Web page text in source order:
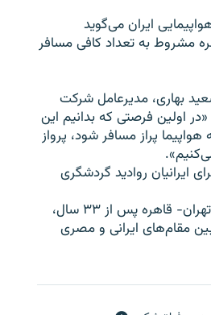
ایران می‌گوید
مشروط به تعداد کافی مسافر
بهاری، مدیرعامل شرکت
اولين فرصتی كه بدانيم اين
پراز مسافر شود‏‌، پرواز
ایرانیان روادید گردشگری
توافقنامه از سرگیری پرواز تهران- قاهره پس از ۳۳ سال،
مقام‌های ایرانی و مصری